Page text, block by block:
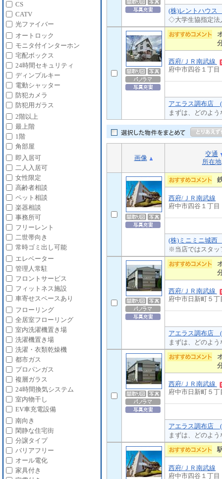
(株)レントハウス
◇大学生協指定法
西府/ＪＲ南武線
府中市四谷１丁目
アエラス調布店 (
まずは、どのよ
画像
交通
所在地
西府/ＪＲ南武線
府中市四谷１丁目
(株)ミニミニ城西
※当店ではスタッ
西府/ＪＲ南武線
府中市日新町５丁
アエラス調布店 (
まずは、どのよ
西府/ＪＲ南武線
府中市日新町５丁
アエラス調布店 (
まずは、どのよ
西府/ＪＲ南武線
府中市四谷１丁目
CS
CATV
光ファイバー
オートロック
モニタ付インターホン
宅配ボックス
24時間セキュリティ
ディンプルキー
電動シャッター
防犯カメラ
防犯用ガラス
2階以上
最上階
1階
角部屋
即入居可
二人入居可
女性限定
高齢者相談
ペット相談
楽器相談
事務所可
フリーレント
二世帯向き
常時ゴミ出し可能
エレベーター
管理人常駐
フロントサービス
フィットネス施設
車寄せスペースあり
フローリング
全居室フローリング
室内洗濯機置き場
洗濯機置き場
洗濯・衣類乾燥機
都市ガス
プロパンガス
複層ガラス
24時間換気システム
室内物干し
EV車充電設備
南向き
閑静な住宅街
分譲タイプ
バリアフリー
オール電化
家具付き